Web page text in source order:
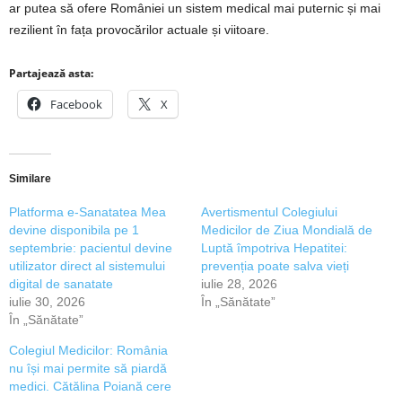
ar putea să ofere României un sistem medical mai puternic și mai
rezilient în fața provocărilor actuale și viitoare.
Partajează asta:
Facebook X
Similare
Platforma e-Sanatatea Mea
devine disponibila pe 1
septembrie: pacientul devine
utilizator direct al sistemului
digital de sanatate
iulie 30, 2026
În „Sănătate”
Avertismentul Colegiului
Medicilor de Ziua Mondială de
Luptă împotriva Hepatitei:
prevenția poate salva vieți
iulie 28, 2026
În „Sănătate”
Colegiul Medicilor: România
nu își mai permite să piardă
medici. Cătălina Poiană cere